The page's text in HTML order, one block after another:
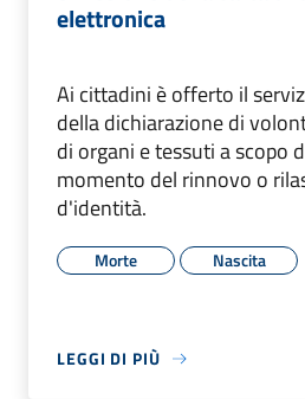
elettronica
Ai cittadini è offerto il
della dichiarazione di
di organi e tessuti a scopo
momento del rinnovo o
d'identità.
Morte Nascita
LEGGI DI PIÙ